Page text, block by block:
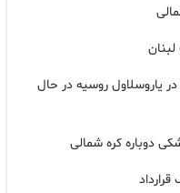
یاروسلاول روسیه در حال
دوباره کره شمالی